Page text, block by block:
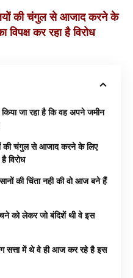
की चंगुल से आजाद करने के
विपक्ष कर रहा है विरोध
जा रहा है कि वह अपने जमीन
की चंगुल से आजाद करने के लिए
विरोध
की चिंता नही की वो आज बने हैं
को लेकर जो बंदिशें थी वे इस
सत्ता में थे वे ही आज कर रहे है इस